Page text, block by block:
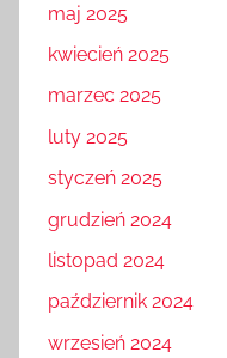
maj 2025
kwiecień 2025
marzec 2025
luty 2025
styczeń 2025
grudzień 2024
listopad 2024
październik 2024
wrzesień 2024